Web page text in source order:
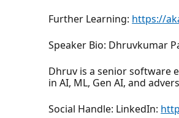
Further Learning: https://
Speaker Bio: Dhruvkumar
Dhruv is a senior software
in AI, ML, Gen AI, and
Social Handle: LinkedIn: